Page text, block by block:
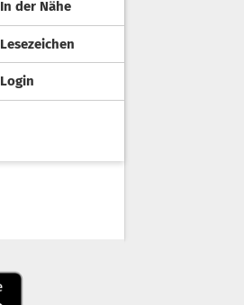
In der Nähe
Lesezeichen
Login